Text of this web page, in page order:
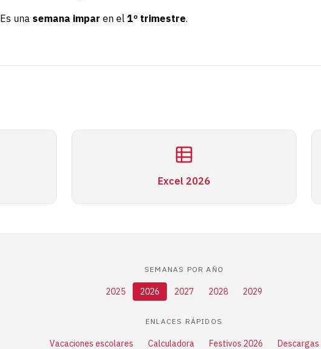
Es una semana impar en el 1º trimestre.
Excel 2026
SEMANAS POR AÑO
2025 2026 2027 2028 2029
ENLACES RÁPIDOS
Vacaciones escolares Calculadora Festivos 2026 Descargas